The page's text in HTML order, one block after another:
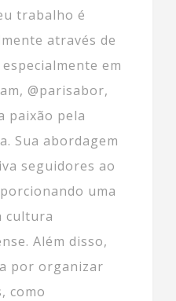
trabalho é
através de
em
@parisabor,
paixão pela
Sua abordagem
seguidores ao
uma
cultura
Além disso,
por organizar
como